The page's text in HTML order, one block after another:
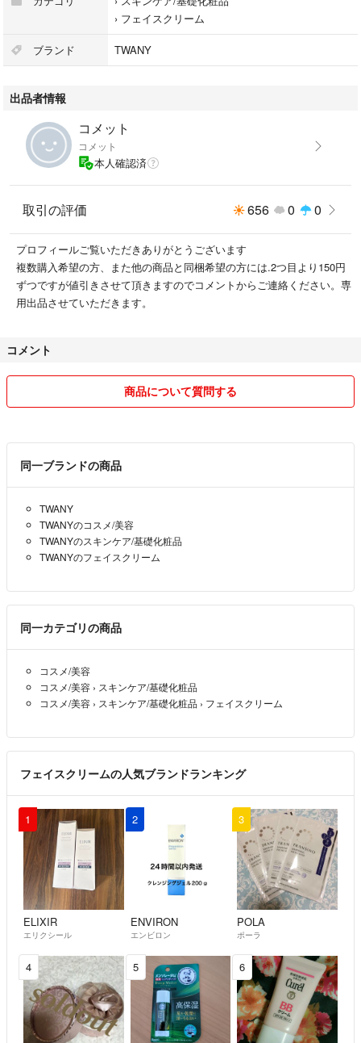
› フェイスクリーム
ブランド TWANY
出品者情報
コメット
コメット
本人確認済
取引の評価 656 0 0
プロフィールご覧いただきありがとうございます
複数購入希望の方、また他の商品と同梱希望の方には.2つ目より150円
ずつですが値引きさせて頂きますのでコメントからご連絡ください。専
用出品させていただきます。
コメント
商品について質問する
同一ブランドの商品
TWANY
TWANYのコスメ/美容
TWANYのスキンケア/基礎化粧品
TWANYのフェイスクリーム
同一カテゴリの商品
コスメ/美容
コスメ/美容 › スキンケア/基礎化粧品
コスメ/美容 › スキンケア/基礎化粧品 › フェイスクリーム
フェイスクリームの人気ブランドランキング
1
ELIXIR
エリクシール
2
ENVIRON
エンビロン
3
POLA
ポーラ
4 5 6